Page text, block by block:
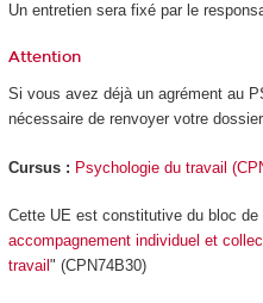
Un entretien sera fixé par le
Attention
Si vous avez déjà un agrémentau
nécessaire de renvoyer votre
Cursus : Psychologie du travail
Cette UE est constitutive du bloc de
accompagnement individuel et
travail " (CPN74B30)